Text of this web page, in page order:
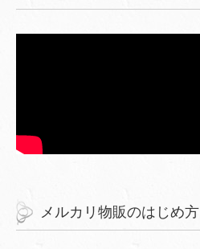
メルカリ物販のはじめ方